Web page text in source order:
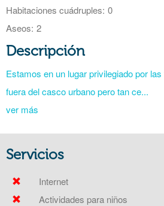
Habitaciones cuádruples: 0
Aseos: 2
Descripción
Estamos en un lugar privilegiado por
fuera del casco urbano pero tan ce...
ver más
Servicios
Internet
Actividades para niños